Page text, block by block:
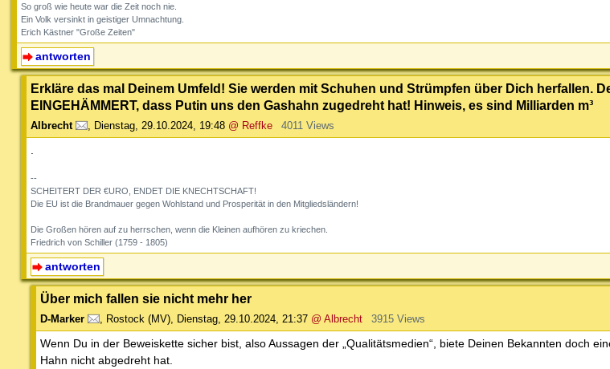
So groß wie heute war die Zeit noch nie.
Ein Volk versinkt in geistiger Umnachtung.
Erich Kästner "Große Zeiten"
antworten
Erkläre das mal Deinem Umfeld! Sie werden mit Schuhen und Strümpfen über Dich herfallen.
EINGEHÄMMERT, dass Putin uns den Gashahn zugedreht hat! Hinweis, es sind Milliarden m³
Albrecht , Dienstag, 29.10.2024, 19:48 @ Reffke 4011 Views
.
--
SCHEITERT DER €URO, ENDET DIE KNECHTSCHAFT!
Die EU ist die Brandmauer gegen Wohlstand und Prosperität in den Mitgliedsländern!
Die Großen hören auf zu herrschen, wenn die Kleinen aufhören zu kriechen.
Friedrich von Schiller (1759 - 1805)
antworten
Über mich fallen sie nicht mehr her
D-Marker , Rostock (MV), Dienstag, 29.10.2024, 21:37 @ Albrecht 3915 Views
Wenn Du in der Beweiskette sicher bist, also Aussagen der „Qualitätsmedien“, biete Deinen Bekannten doch
Hahn nicht abgedreht hat.